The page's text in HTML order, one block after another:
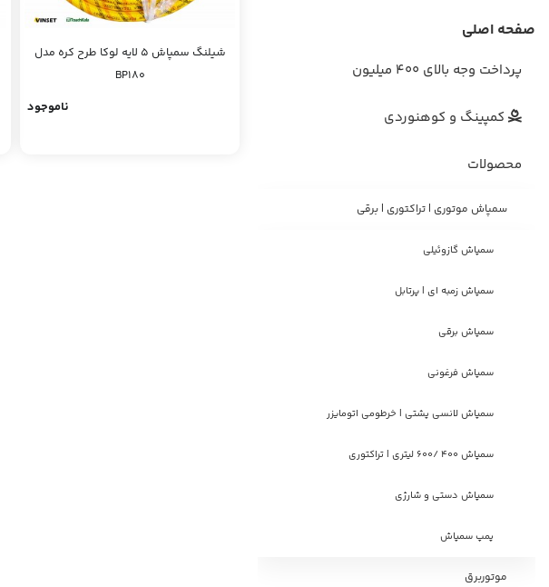
صفحه اصلی
پرداخت وجه بالای 400 میلیون
کمپینگ و کوهنوردی
محصولات
سمپاش موتوری | تراکتوری | برقی
سمپاش گازوئیلی
سمپاش زمبه ای | پرتابل
سمپاش برقی
سمپاش فرغونی
سمپاش لانسی پشتی | خرطومی اتومایزر
سمپاش 400 /600 لیتری | تراکتوری
سمپاش دستی و شارژی
پمپ سمپاش
موتوربرق
شیلنگ سمپاش 5 لایه لوکا طرح کره مدل
BP180
ناموجود